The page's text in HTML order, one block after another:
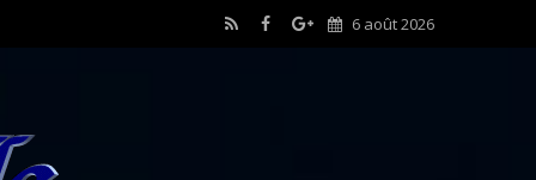
6 août 2026